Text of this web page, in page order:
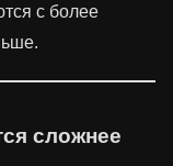
с более
сложнее